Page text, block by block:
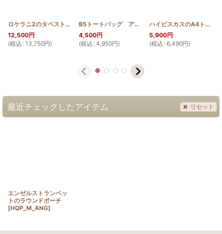
ロケラニ2のタペストリー100cm [HQT100_LOKE2
12,500円
(税込 : 13,750円)
B5トートバッグ アラマンダ [ HQ_B5_TOTE_ALA
4,500円
(税込 : 4,950円)
ハイビスカスのA4トート
5,900円
(税込 : 6,490円)
最近チェックしたアイテム リセット
エンゼルストランペッ
トのラウンドポーチ
[HQP_M_ANG]